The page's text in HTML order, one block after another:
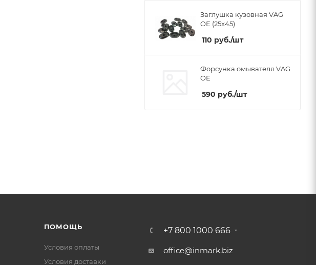
Заглушка кузовная VAG
OE (25x45)
110 руб./шт
Форсунка омывателя VAG
OE
590 руб./шт
ПОМОЩЬ
Условия оплаты
Условия доставки
+7 800 1000 666
office@inmark.biz